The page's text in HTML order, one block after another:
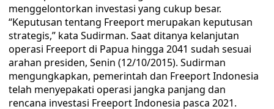
menggelontorkan investasi yang cukup besar.
“Keputusan tentang Freeport merupakan keputusan
strategis,” kata Sudirman. Saat ditanya kelanjutan
operasi Freeport di Papua hingga 2041 sudah sesuai
arahan presiden, Senin (12/10/2015). Sudirman
mengungkapkan, pemerintah dan Freeport Indonesia
telah menyepakati operasi jangka panjang dan
rencana investasi Freeport Indonesia pasca 2021.